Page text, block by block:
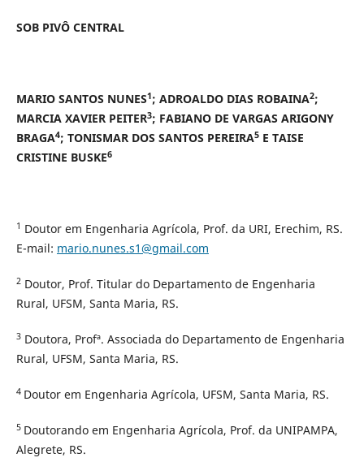
SOB PIVÔ CENTRAL
MARIO SANTOS NUNES1; ADROALDO DIAS ROBAINA2;
MARCIA XAVIER PEITER3; FABIANO DE VARGAS ARIGONY
BRAGA4; TONISMAR DOS SANTOS PEREIRA5E TAISE
CRISTINE BUSKE6
1 Doutor em Engenharia Agrícola, Prof. da URI, Erechim, RS.
E-mail: mario.nunes.s1@gmail.com
2Doutor, Prof. Titular do Departamento de Engenharia
Rural, UFSM, Santa Maria, RS.
3Doutora, Profª. Associada do Departamento de Engenharia
Rural, UFSM, Santa Maria, RS.
4 Doutor em Engenharia Agrícola, UFSM, Santa Maria, RS.
5 Doutorando em Engenharia Agrícola, Prof. da UNIPAMPA,
Alegrete, RS.